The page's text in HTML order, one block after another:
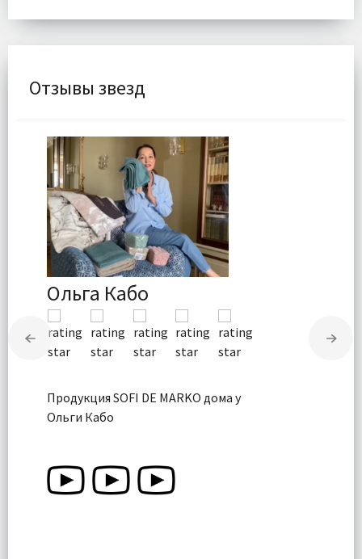
Отзывы звезд
Ольга Кабо
Продукция SOFI DE MARKO дома у
Ольги Кабо